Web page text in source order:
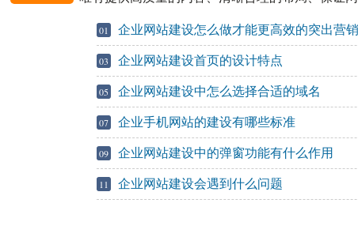
01 企业网站建设怎么做才能更高效的突出营
03 企业网站建设首页的设计特点
05 企业网站建设中怎么选择合适的域名
07 企业手机网站的建设有哪些标准
09 企业网站建设中的弹窗功能有什么作用
11 企业网站建设会遇到什么问题